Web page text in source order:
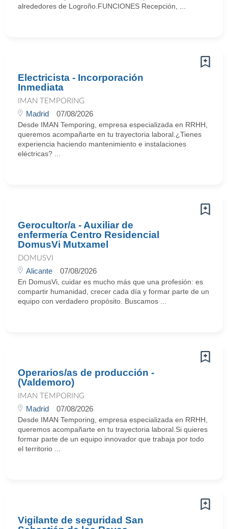
alrededores de Logroño.FUNCIONES Recepción, ...
Electricista - Incorporación
Inmediata
IMAN TEMPORING
Madrid 07/08/2026
Desde IMAN Temporing, empresa especializada en RRHH,
queremos acompañarte en tu trayectoria laboral.¿Tienes
experiencia haciendo mantenimiento e instalaciones
eléctricas? ...
Gerocultor/a - Auxiliar de
enfermería Centro Residencial
DomusVi Mutxamel
DOMUSVI
Alicante 07/08/2026
En DomusVi, cuidar es mucho más que una profesión: es
compartir humanidad, crecer cada día y formar parte de un
equipo con verdadero propósito. Buscamos ...
Operarios/as de producción -
(Valdemoro)
IMAN TEMPORING
Madrid 07/08/2026
Desde IMAN Temporing, empresa especializada en RRHH,
queremos acompañarte en tu trayectoria laboral.Si quieres
formar parte de un equipo innovador que trabaja por todo
el territorio ...
Vigilante de seguridad San